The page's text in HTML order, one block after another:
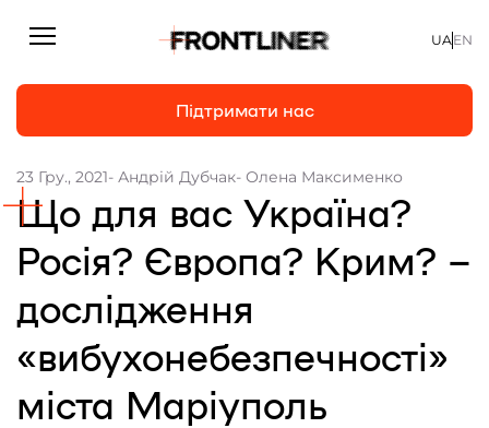
Репортажі
Інтерв’ю
Особисто
На часі
Про нас
Підтримати нас
UAEN
Підтримати нас
23 Гру., 2021- Андрій Дубчак- Олена Максименко
Що для вас Україна?
Росія? Європа? Крим? –
дослідження
«вибухонебезпечності»
міста Маріуполь